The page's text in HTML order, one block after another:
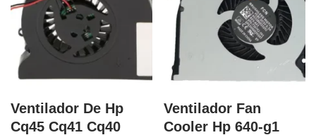
Ventilador De Hp
Cq45 Cq41 Cq40
Ventilador Fan
Cooler Hp 640-g1